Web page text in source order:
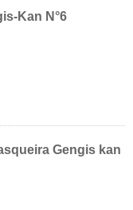
Kan N°6
Gengis kan